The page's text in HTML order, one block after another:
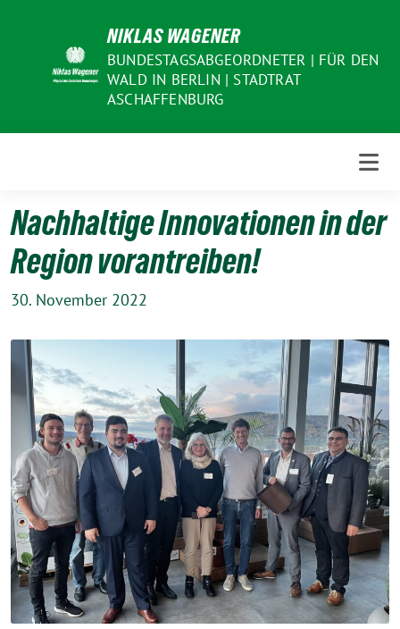
NIKLAS WAGENER
BUNDESTAGSABGEORDNETER | FÜR DEN
WALD IN BERLIN | STADTRAT
ASCHAFFENBURG
Nachhaltige Innovationen in der
Region vorantreiben!
30. November 2022